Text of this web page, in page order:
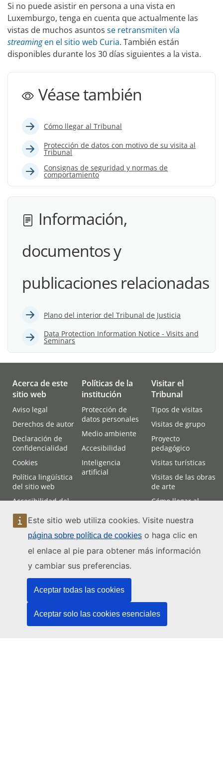
Este sitio web utiliza cookies. Visite nuestra
página sobre política de cookies o haga clic en
el enlace al pie para obtener más información
y cambiar sus preferencias.
Aceptar todas las cookies
Aceptar solo las cookies esenciales
Si no puede asistir en persona a una vista en
Luxemburgo, tenga en cuenta que actualmente las
vistas de muchos asuntos se retransmiten vía
streamingen el sitio web Curia. También están
disponibles durante los 30 días siguientes a la vista.
Véase también
Cómo llegar al Tribunal
Protección de datos con motivo de su visita al
Tribunal
Consignas de seguridad y normas de
comportamiento
Información,
documentos y
publicaciones relacionadas
Plano del interior del Tribunal de Justicia
Data Protection Information Notice - Visits and
Seminars
Acerca de este
sitio web
Aviso legal
Derechos de autor
Declaración de
confidencialidad
Cookies
Política lingüística
del sitio web
Accesibilidad del
Mapa del sitio web
Políticas de la
institución
Protección de
datos personales
Medio ambiente
Accesibilidad
Inteligencia
artificial
Visitar el
Tribunal
Tipos de visitas
Visitas de grupo
Proyecto
pedagógico
Visitas turísticas
Visitas de las obras
de arte
Cómo llegar al
Asistencia a las
vistas
Contacto